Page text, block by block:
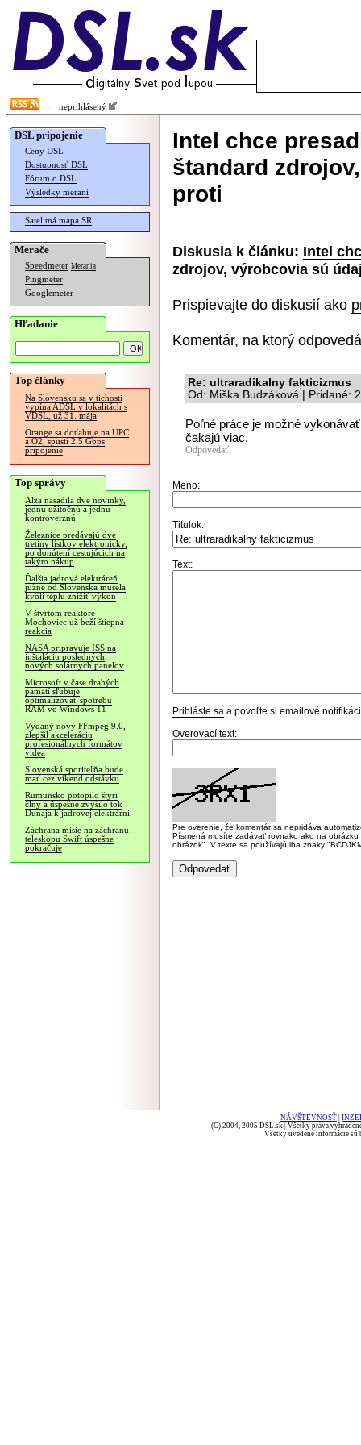
neprihlásený
DSL pripojenie
Ceny DSL
Dostupnosť DSL
Fórum o DSL
Výsledky meraní
Satelitná mapa SR
Merače
Speedmeter Merania
Pingmeter
Googlemeter
Hľadanie
Top články
Na Slovensku sa v tichosti
vypína ADSL v lokalitách s
VDSL, už 31. mája
Orange sa doťahuje na UPC
a O2, spustí 2.5 Gbps
pripojenie
Top správy
Alza nasadila dve novinky,
jednu užitočnú a jednu
kontroverznú
Železnice predávajú dve
tretiny lístkov elektronicky,
po donútení cestujúcich na
takýto nákup
Ďalšia jadrová elektráreň
južne od Slovenska musela
kvôli teplu znížiť výkon
V štvrtom reaktore
Mochoviec už beží štiepna
reakcia
NASA pripravuje ISS na
inštaláciu posledných
nových solárnych panelov
Microsoft v čase drahých
pamätí sľubuje
optimalizovať spotrebu
RAM vo Windows 11
Vydaný nový FFmpeg 9.0,
zlepšil akceleráciu
profesionálnych formátov
videa
Slovenská sporiteľňa bude
mať cez víkend odstávku
Rumunsko potopilo štyri
člny a úspešne zvýšilo tok
Dunaja k jadrovej elektrárni
Záchrana misie na záchranu
teleskopu Swift úspešne
pokračuje
Intel chce
štandard
proti
Diskusia k článku: Intel
zdrojov, výrobcovia sú
Prispievajte do diskusií ako
Komentár, na ktorý
Re: ultraradikalny fakticizmus
Od: Miška Budzáková | Pridané:
Poľné práce je možné
čakajú viac.
Odpovedať
Meno:
Titulok:
Text:
Prihláste sa a povoľte si emailové
Overovací text:
Pre overenie, že komentár sa nepridáva
Písmená musíte zadávať rovnako ako na
obrázok". V texte sa používajú iba znaky
NÁVŠTEVNOSŤ
(C) 2004, 2005 DSL.sk | Všetky práva
Všetky uvedené informácie sú